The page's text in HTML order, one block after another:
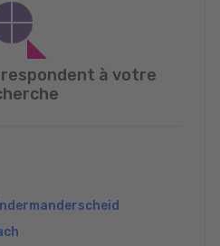
à votre